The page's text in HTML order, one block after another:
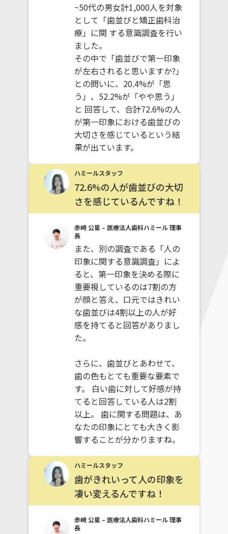
~50代の男女計1,000人を対象
として「歯並びと矯正歯科治
療」に関 する意識調査を行い
ました。
その中で「歯並びで第一印象
が左右されると思いますか?」
との問いに、20.4%が「思
う」、52.2%が「やや思う」
と 回答して、合計72.6%の人
が第一印象における歯並びの
大切さを感じているという結
果が出ています。
ハミールスタッフ
72.6%の人が歯並びの大切
さを感じているんですね！
赤崎 公星 – 医療法人歯科ハミール 理事
長
また、別の調査である「人の
印象に関する意識調査」によ
ると、第一印象を決める際に
重要視しているのは7割の方
が顔と答え、口元ではきれい
な歯並びは4割以上の人が好
感を持てると回答がありまし
た。
さらに、歯並びとあわせて、
歯の色もとても重要な要素で
す。 白い歯に対して好感が持
てると回答している人は2割
以上。 歯に関する問題は、あ
なたの印象にとても大きく影
響することが分かりますね。
ハミールスタッフ
歯がきれいって人の印象を
凄い変えるんですね！
赤崎 公星 – 医療法人歯科ハミール 理事
長